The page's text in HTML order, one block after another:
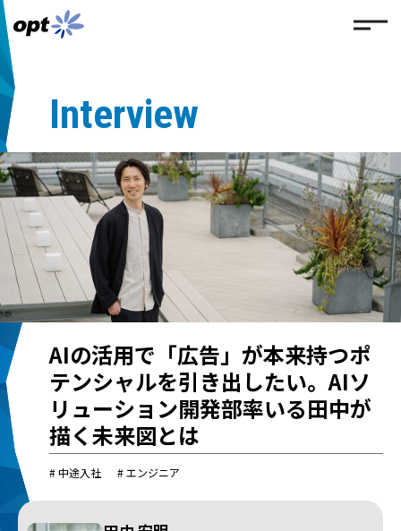
Interview
AIの活用で「広告」が本来持つポ
テンシャルを引き出したい。AIソ
リューション開発部率いる田中が
描く未来図とは
# 中途入社 # エンジニア